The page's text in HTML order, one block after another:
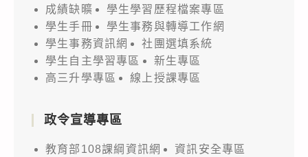
成績缺曠
學生學習歷程檔案專區
學生手冊
學生事務與轉導工作網
學生事務資訊網
社團選填系統
學生自主學習專區
新生專區
高三升學專區
線上授課專區
政令宣導專區
教育部108課綱資訊網
資訊安全專區